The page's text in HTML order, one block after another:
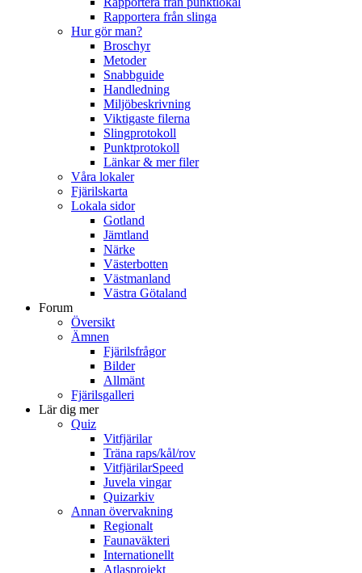
Rapportera från slinga
Hur gör man?
Broschyr
Metoder
Snabbguide
Handledning
Miljöbeskrivning
Viktigaste filerna
Slingprotokoll
Punktprotokoll
Länkar & mer filer
Våra lokaler
Fjärilskarta
Lokala sidor
Gotland
Jämtland
Närke
Västerbotten
Västmanland
Västra Götaland
Forum
Översikt
Ämnen
Fjärilsfrågor
Bilder
Allmänt
Fjärilsgalleri
Lär dig mer
Quiz
Vitfjärilar
Träna raps/kål/rov
VitfjärilarSpeed
Juvela vingar
Quizarkiv
Annan övervakning
Regionalt
Faunaväkteri
Internationellt
Atlasprojekt